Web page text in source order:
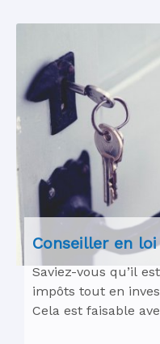
Conseiller en loi
Saviez-vous qu’il
impôts tout en
Cela est faisable